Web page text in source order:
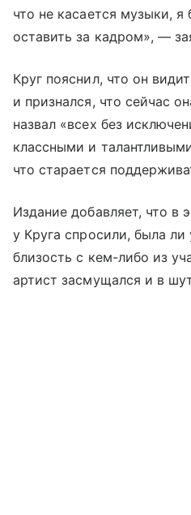
что не касается музыки, я
оставить за кадром», —
Круг пояснил, что он
и признался, что сейчас
назвал «всех без
классными и
что старается
Издание добавляет, что в
у Круга спросили, была ли
близость с кем-либо из
артист засмущался и в